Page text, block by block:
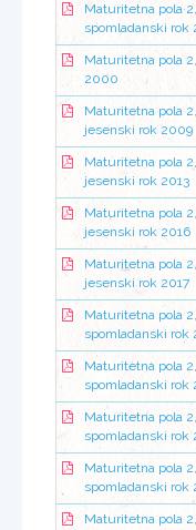
Maturitetna pola
spomladanski rok
Maturitetna pola
2000
Maturitetna pola
jesenski rok 2009
Maturitetna pola
jesenski rok 2013
Maturitetna pola
jesenski rok 2016
Maturitetna pola
jesenski rok 2017
Maturitetna pola
spomladanski rok
Maturitetna pola
spomladanski rok
Maturitetna pola
spomladanski rok
Maturitetna pola
spomladanski rok
Maturitetna pola